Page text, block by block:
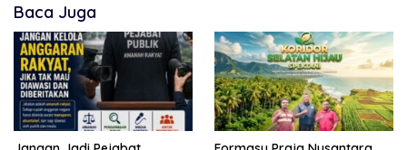
Baca Juga